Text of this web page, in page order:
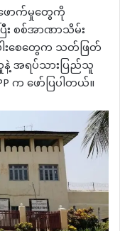
ောက်မှုတွေကို
း စစ်အာဏာသိမ်း
းစေတွေက သတ်ဖြတ်
အရပ်သားပြည်သူ
က ဖော်ပြပါတယ်။